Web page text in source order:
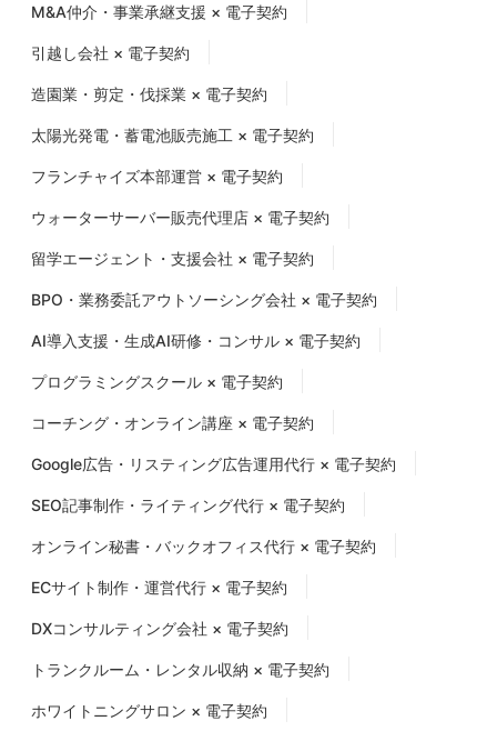
M&A仲介・事業承継支援 × 電子契約
引越し会社 × 電子契約
造園業・剪定・伐採業 × 電子契約
太陽光発電・蓄電池販売施工 × 電子契約
フランチャイズ本部運営 × 電子契約
ウォーターサーバー販売代理店 × 電子契約
留学エージェント・支援会社 × 電子契約
BPO・業務委託アウトソーシング会社 × 電子契約
AI導入支援・生成AI研修・コンサル × 電子契約
プログラミングスクール × 電子契約
コーチング・オンライン講座 × 電子契約
Google広告・リスティング広告運用代行 × 電子契約
SEO記事制作・ライティング代行 × 電子契約
オンライン秘書・バックオフィス代行 × 電子契約
ECサイト制作・運営代行 × 電子契約
DXコンサルティング会社 × 電子契約
トランクルーム・レンタル収納 × 電子契約
ホワイトニングサロン × 電子契約